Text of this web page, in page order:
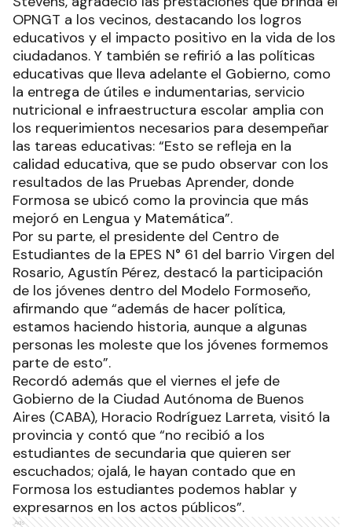
OPNGT a los vecinos, destacando los logros
educativos y el impacto positivo en la vida de los
ciudadanos. Y también se refirió a las políticas
educativas que lleva adelante el Gobierno, como
la entrega de útiles e indumentarias, servicio
nutricional e infraestructura escolar amplia con
los requerimientos necesarios para desempeñar
las tareas educativas: “Esto se refleja en la
calidad educativa, que se pudo observar con los
resultados de las Pruebas Aprender, donde
Formosa se ubicó como la provincia que más
mejoró en Lengua y Matemática”.
Por su parte, el presidente del Centro de
Estudiantes de la EPES N° 61 del barrio Virgen del
Rosario, Agustín Pérez, destacó la participación
de los jóvenes dentro del Modelo Formoseño,
afirmando que “además de hacer política,
estamos haciendo historia, aunque a algunas
personas les moleste que los jóvenes formemos
parte de esto”.
Recordó además que el viernes el jefe de
Gobierno de la Ciudad Autónoma de Buenos
Aires (CABA), Horacio Rodríguez Larreta, visitó la
provincia y contó que “no recibió a los
estudiantes de secundaria que quieren ser
escuchados; ojalá, le hayan contado que en
Formosa los estudiantes podemos hablar y
expresarnos en los actos públicos”.
Ads